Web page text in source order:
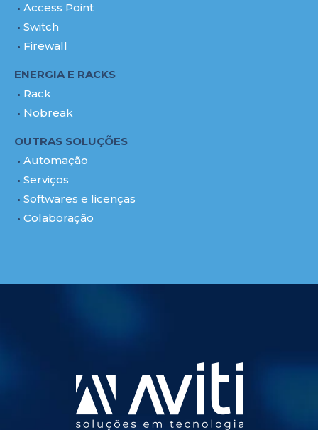
Access Point
Switch
Firewall
ENERGIA E RACKS
Rack
Nobreak
OUTRAS SOLUÇÕES
Automação
Serviços
Softwares e licenças
Colaboração